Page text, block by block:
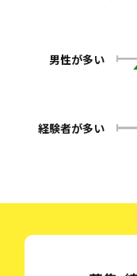
男性が多い
経験者が多い